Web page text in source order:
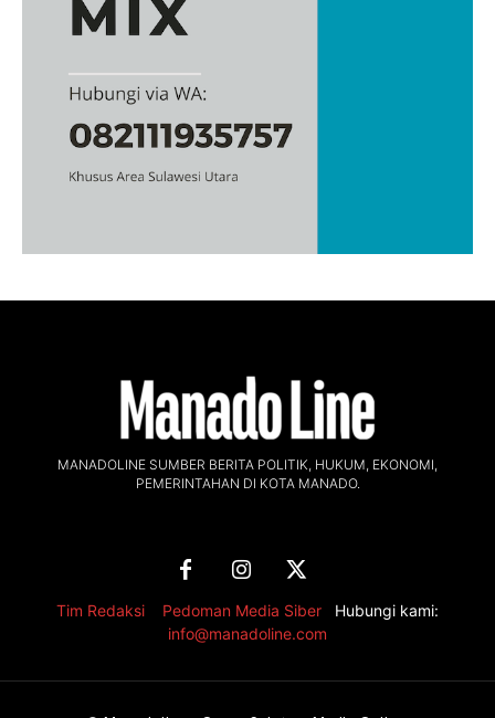
MANADOLINE SUMBER BERITA POLITIK, HUKUM, EKONOMI,
PEMERINTAHAN DI KOTA MANADO.
Tim Redaksi Pedoman Media Siber
Hubungi kami:
info@manadoline.com